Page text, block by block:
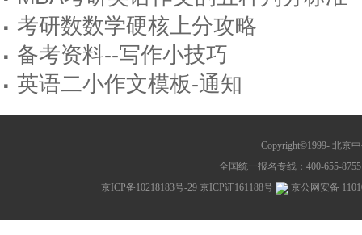
· 考研数数学硬核上分攻略
· 备考资料--写作小技巧
· 英语二小作文模板-通知
Copyright©1999- 北京
全国统一报名专线：400-655-
京ICP备10218183号-29 京ICP证161188号 京公网安备